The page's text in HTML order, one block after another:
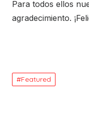
Para todos ellos
agradecimiento.
Featured